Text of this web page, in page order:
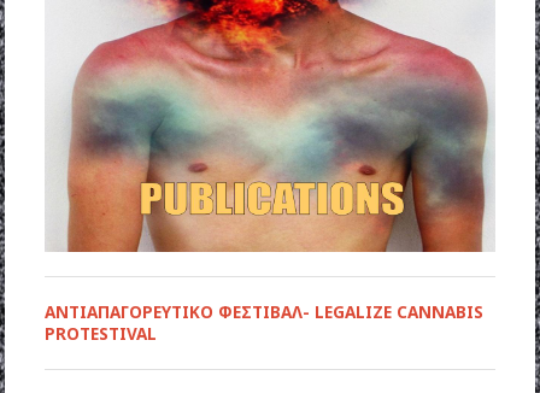
ΑΝΤΙΑΠΑΓΟΡΕΥΤΙΚΟ ΦΕΣΤΙΒΑΛ- LEGALIZE CANNABIS
PROTESTIVAL